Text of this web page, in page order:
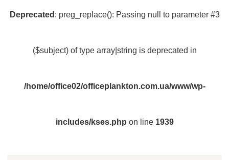
Deprecated : preg_replace(): Passing null to parameter #3
($subject) of type array|string is deprecated in
/home/office02/officeplankton.com.ua/www/wp-
includes/kses.php on line 1939